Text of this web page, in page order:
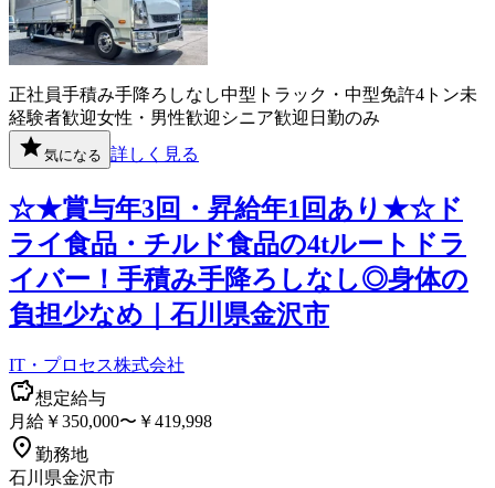
正社員手積み手降ろしなし中型トラック・中型免許4トン未
経験者歓迎女性・男性歓迎 シニア歓迎 日勤のみ
気になる 詳しく見る
☆★賞与年3回・昇給年1回あり★☆ド
ライ食品・チルド食品の4tルートドラ
イバー！手積み手降ろしなし◎身体の
負担少なめ｜石川県金沢市
IT・プロセス株式会社
想定給与
月給￥350,000〜￥419,998
勤務地
石川県金沢市